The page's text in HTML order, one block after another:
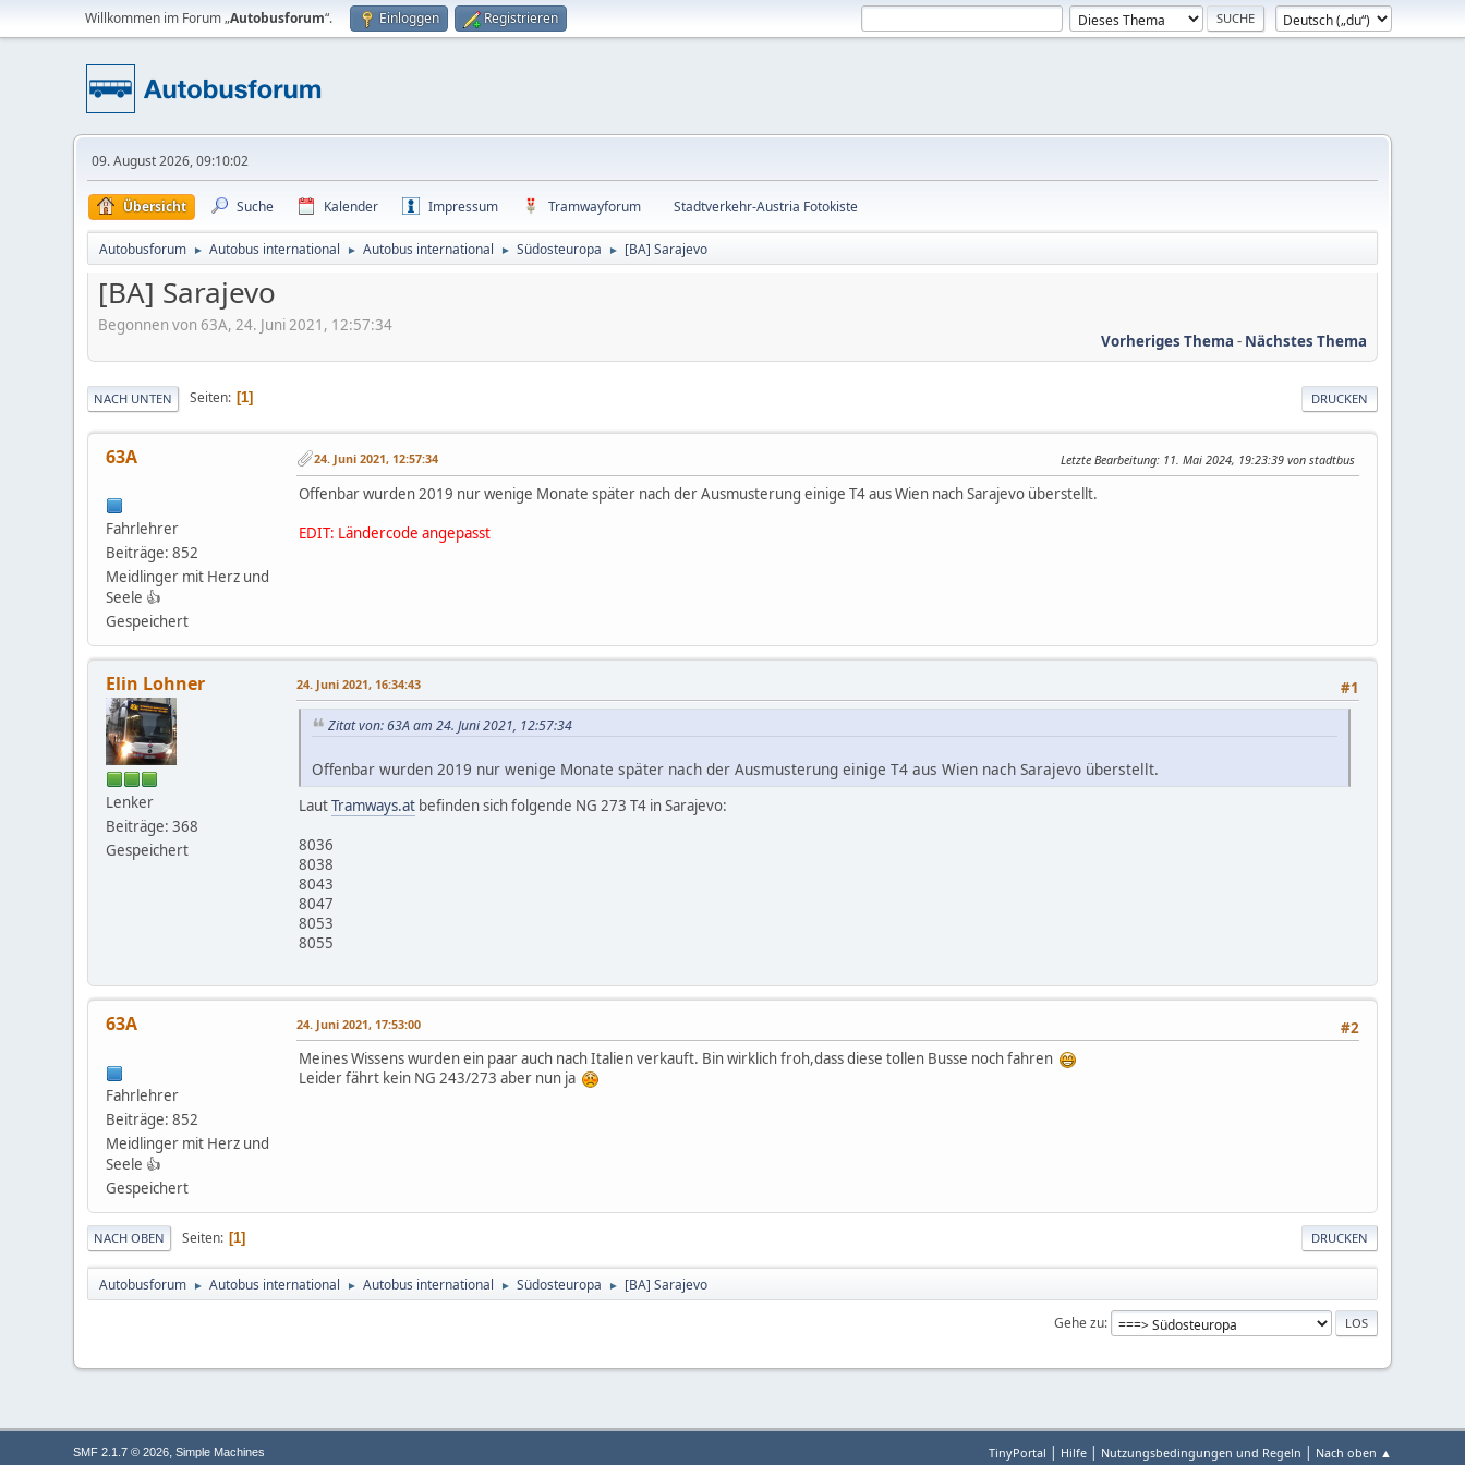
Willkommen im Forum „Autobusforum“. Einloggen Registrieren
09. August 2026, 09:10:02
Übersicht Suche Kalender Impressum Tramwayforum Stadtverkehr-Austria Fotokiste
Autobusforum ► Autobus international ► Autobus international ► Südosteuropa ► [BA] Sarajevo
[BA] Sarajevo
Begonnen von 63A, 24. Juni 2021, 12:57:34
Vorheriges Thema - Nächstes Thema
DRUCKEN
NACH UNTEN Seiten 1
63A
Fahrlehrer
Beiträge: 852
Meidlinger mit Herz und
Seele 👍
Gespeichert
24. Juni 2021, 12:57:34 Letzte Bearbeitung: 11. Mai 2024, 19:23:39 von stadtbus
Offenbar wurden 2019 nur wenige Monate später nach der Ausmusterung einige T4 aus Wien nach Sarajevo überstellt.
EDIT: Ländercode angepasst
Elin Lohner
Lenker
Beiträge: 368
Gespeichert
#1
24. Juni 2021, 16:34:43
Zitat von: 63A am 24. Juni 2021, 12:57:34
Offenbar wurden 2019 nur wenige Monate später nach der Ausmusterung einige T4 aus Wien nach Sarajevo überstellt.
LautTramways.at befinden sich folgende NG 273 T4 in Sarajevo:
8036
8038
8043
8047
8053
8055
63A
Fahrlehrer
Beiträge: 852
Meidlinger mit Herz und
Seele 👍
Gespeichert
#2
24. Juni 2021, 17:53:00
Meines Wissens wurden ein paar auch nach Italien verkauft. Bin wirklich froh,dass diese tollen Busse noch fahren
Leider fährt kein NG 243/273 aber nun ja
DRUCKEN
NACH OBEN Seiten 1
Autobusforum ► Autobus international ► Autobus international ► Südosteuropa ► [BA] Sarajevo
Gehe zu
TinyPortal | Hilfe| Nutzungsbedingungen und Regeln | Nach oben ▲
SMF 2.1.7 © 2026,Simple Machines